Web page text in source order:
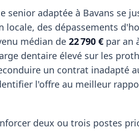
senior adaptée à Bavans se
locale, des dépassements
médian de 22 790 € par an
dentaire élevé sur les
un contrat inadapté
l'offre au meilleur
deux ou trois postes